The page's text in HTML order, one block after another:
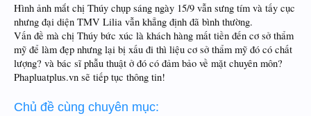
Hình ảnh mắt chị Thúy chụp sáng ngày 15/9 vẫn sưng tím và tấy cục
nhưng đại diện TMV Lilia vẫn khẳng định đã bình thường.
Vấn đề mà chị Thúy bức xúc là khách hàng mất tiền đến cơ sở thẩm
mỹ để làm đẹp nhưng lại bị xấu đi thì liệu cơ sở thẩm mỹ đó có chất
lượng? và bác sĩ phẫu thuật ở đó có đảm bảo về mặt chuyên môn?
Phapluatplus.vn sẽ tiếp tục thông tin!
Chủ đề cùng chuyên mục: